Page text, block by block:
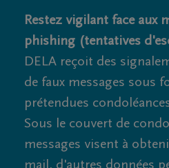
Restez vigilant face aux
phishing (tentatives
DELA reçoit des
de faux messages sous
prétendues
Sous le couvert de
messages visent à
mail, d'autres données